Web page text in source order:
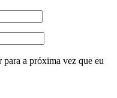
para a próxima vez que eu